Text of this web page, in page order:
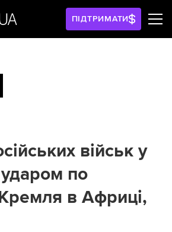
ПІДТРИМАТИ
військ у
по
Кремля в Африці,